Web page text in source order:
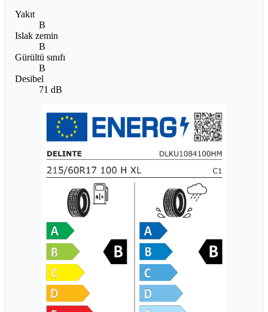
Yakıt
B
Islak zemin
B
Gürültü sınıfı
B
Desibel
71 dB